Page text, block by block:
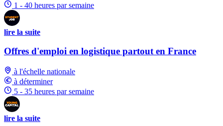
1 - 40 heures par semaine
lire la suite
Offres d'emploi en logistique partout en France
à l'échelle nationale
à déterminer
5 - 35 heures par semaine
lire la suite